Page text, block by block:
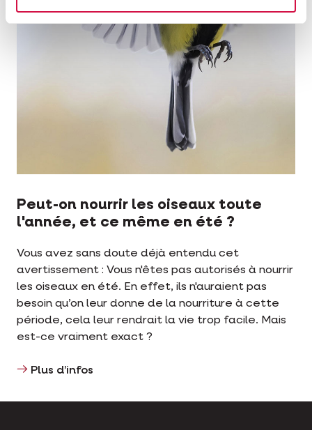
Peut-on nourrir les oiseaux toute
l'année, et ce même en été ?
Vous avez sans doute déjà entendu cet
avertissement : Vous n'êtes pas autorisés à nourrir
les oiseaux en été. En effet, ils n'auraient pas
besoin qu’on leur donne de la nourriture à cette
période, cela leur rendrait la vie trop facile. Mais
est-ce vraiment exact ?
Plus d’infos